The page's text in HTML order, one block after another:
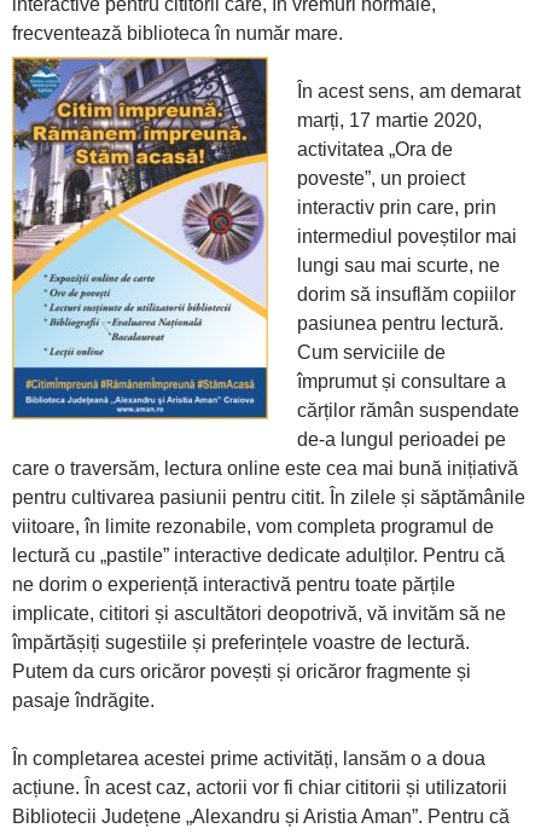
interactive pentru cititorii care, în vremuri normale,
frecventează biblioteca în număr mare.
În acest sens, am demarat
marți, 17 martie 2020,
activitatea „Ora de
poveste”, un proiect
interactiv prin care, prin
intermediul poveștilor mai
lungi sau mai scurte, ne
dorim să insuflăm copiilor
pasiunea pentru lectură.
Cum serviciile de
împrumut și consultare a
cărților rămân suspendate
de-a lungul perioadei pe
care o traversăm, lectura online este cea mai bună inițiativă
pentru cultivarea pasiunii pentru citit. În zilele și săptămânile
viitoare, în limite rezonabile, vom completa programul de
lectură cu „pastile” interactive dedicate adulților. Pentru că
ne dorim o experiență interactivă pentru toate părțile
implicate, cititori și ascultători deopotrivă, vă invităm să ne
împărtășiți sugestiile și preferințele voastre de lectură.
Putem da curs oricăror povești și oricăror fragmente și
pasaje îndrăgite.
În completarea acestei prime activități, lansăm o a doua
acțiune. În acest caz, actorii vor fi chiar cititorii și utilizatorii
Bibliotecii Județene „Alexandru și Aristia Aman”. Pentru că